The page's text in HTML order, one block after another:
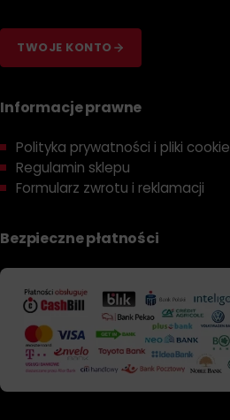
TWOJE KONTO
Informacje prawne
Polityka prywatności i pliki cookie
Regulamin sklepu
Formularz zwrotu i reklamacji
Bezpieczne płatności